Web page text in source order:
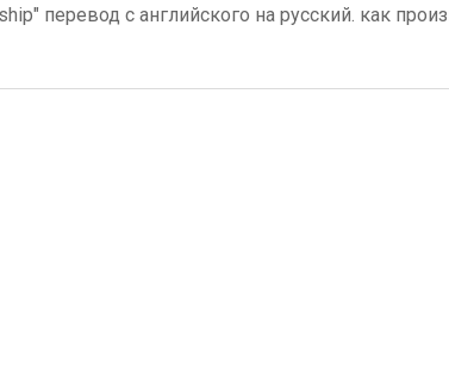
перевод с английского на русский. как